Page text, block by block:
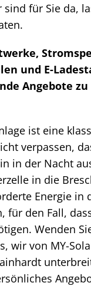
für Sie da,
und E-
Angebote
ist eine
verpassen,
in der Nacht
in die
Energie in
für den Fall,
Wenden
wir von MY-